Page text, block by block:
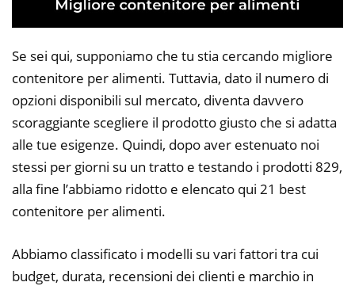
Se sei qui, supponiamo che tu stia cercando migliore
contenitore per alimenti. Tuttavia, dato il numero di
opzioni disponibili sul mercato, diventa davvero
scoraggiante scegliere il prodotto giusto che si adatta
alle tue esigenze. Quindi, dopo aver estenuato noi
stessi per giorni su un tratto e testando i prodotti 829,
alla fine l’abbiamo ridotto e elencato qui 21 best
contenitore per alimenti.
Abbiamo classificato i modelli su vari fattori tra cui
budget, durata, recensioni dei clienti e marchio in